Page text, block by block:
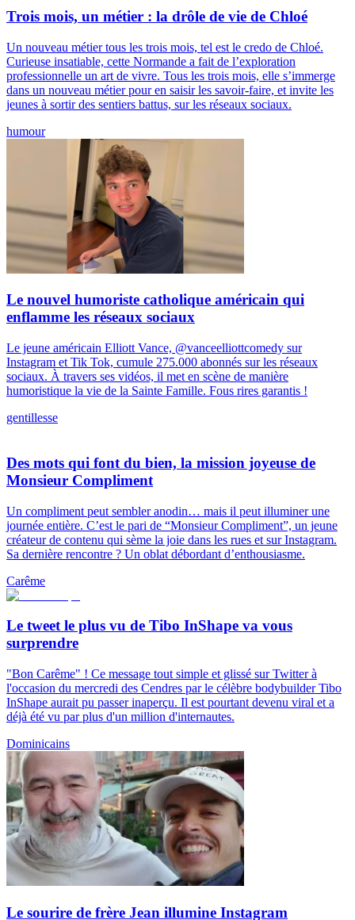
Trois mois, un métier : la drôle de vie de Chloé
Un nouveau métier tous les trois mois, tel est le credo de Chloé.
Curieuse insatiable, cette Normande a fait de l’exploration
professionnelle un art de vivre. Tous les trois mois, elle s’immerge
dans un nouveau métier pour en saisir les savoir-faire, et invite les
jeunes à sortir des sentiers battus, sur les réseaux sociaux.
humour
Le nouvel humoriste catholique américain qui
enflamme les réseaux sociaux
Le jeune américain Elliott Vance, @vanceelliottcomedy sur
Instagram et Tik Tok, cumule 275.000 abonnés sur les réseaux
sociaux. À travers ses vidéos, il met en scène de manière
humoristique la vie de la Sainte Famille. Fous rires garantis !
gentillesse
Des mots qui font du bien, la mission joyeuse de
Monsieur Compliment
Un compliment peut sembler anodin… mais il peut illuminer une
journée entière. C’est le pari de “Monsieur Compliment”, un jeune
créateur de contenu qui sème la joie dans les rues et sur Instagram.
Sa dernière rencontre ? Un oblat débordant d’enthousiasme.
Carême
Le tweet le plus vu de Tibo InShape va vous
surprendre
"Bon Carême" ! Ce message tout simple et glissé sur Twitter à
l'occasion du mercredi des Cendres par le célèbre bodybuilder Tibo
InShape aurait pu passer inaperçu. Il est pourtant devenu viral et a
déjà été vu par plus d'un million d'internautes.
Dominicains
Le sourire de frère Jean illumine Instagram